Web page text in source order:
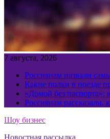
7 августа, 2026
Россиянам назвали
Какие полки в поезде
«Домой без паспорта»:
Россиянам рассказали,
Шоу бизнес
Новостная рассылка